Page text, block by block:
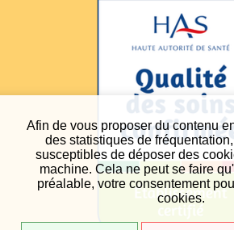
Afin de vous proposer du contenu
des statistiques de
susceptibles de déposer des
machine. Cela ne peut se faire
préalable, votre consentement
cookies.